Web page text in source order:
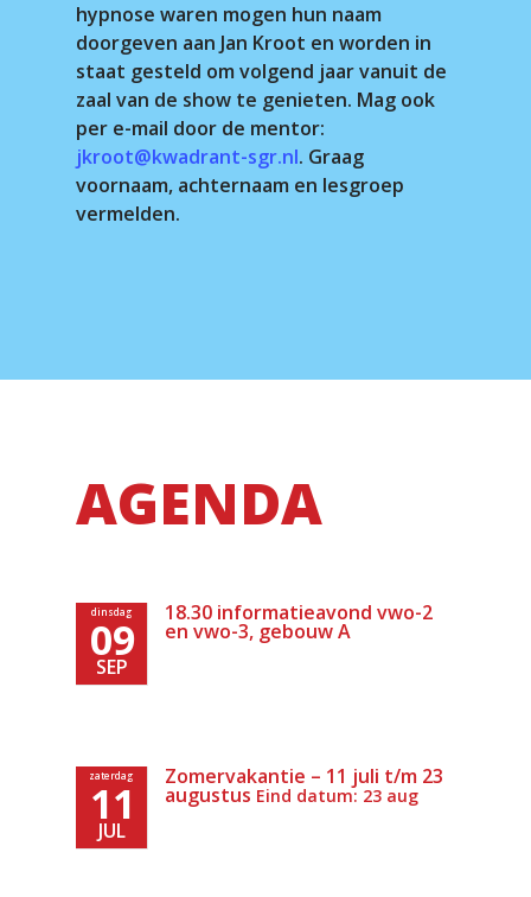
hypnose waren mogen hun naam
doorgeven aan Jan Kroot en worden in
staat gesteld om volgend jaar vanuit de
zaal van de show te genieten. Mag ook
per e-mail door de mentor:
jkroot@kwadrant-sgr.nl. Graag
voornaam, achternaam en lesgroep
vermelden.
AGENDA
dinsdag
09
SEP
18.30 informatieavond vwo-2
en vwo-3, gebouw A
zaterdag
11
JUL
Zomervakantie – 11 juli t/m 23
augustus Eind datum: 23 aug